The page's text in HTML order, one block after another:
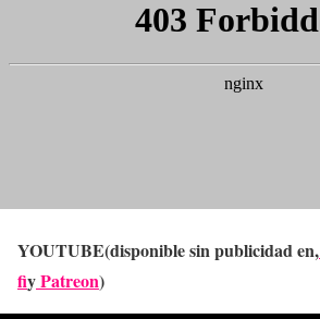
YOUTUBE(disponible sin publicidad en,
fiyPatreon)